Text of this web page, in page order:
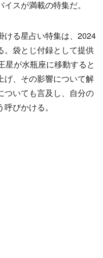
スが満載の特集だ。
る星占い特集は、2024
。袋とじ付録として提供
星が水瓶座に移動すると
げ、その影響について解
ついても言及し、自分の
びかける。